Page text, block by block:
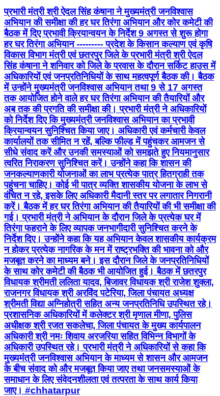
प्रभारी मंत्री श्री ऐदल सिंह कंषाना ने मुख्यमंत्री जनविश्वास
अभियान की समीक्षा की हर घर तिरंगा अभियान और कोर कमेटी की
बैठक में दिए प्रभावी क्रियान्वयन के निर्देश 9 अगस्त से शुरू होगा
हर घर तिरंगा अभियान --------- प्रदेश के किसान कल्याण एवं कृषि
विकास विभाग मंत्री एवं छतरपुर जिले के प्रभारी मंत्री श्री ऐदल
सिंह कंषाना ने शनिवार को जिले के प्रवास के दौरान सर्किट हाउस में
अधिकारियों एवं जनप्रतिनिधियों के साथ महत्वपूर्ण बैठक की। बैठक
में उन्होंने मुख्यमंत्री जनविश्वास अभियान तथा 9 से 17 अगस्त
तक आयोजित होने वाले हर घर तिरंगा अभियान की तैयारियों और
अब तक की प्रगति की समीक्षा की। प्रभारी मंत्री ने अधिकारियों
को निर्देश दिए कि मुख्यमंत्री जनविश्वास अभियान का प्रभावी
क्रियान्वयन सुनिश्चित किया जाए। अधिकारी एवं कर्मचारी केवल
कार्यालयों तक सीमित न रहें, बल्कि फील्ड में पहुंचकर आमजन से
सीधे संवाद करें और उनकी समस्याओं को समझते हुए नियमानुसार
त्वरित निराकरण सुनिश्चित करें। उन्होंने कहा कि शासन की
जनकल्याणकारी योजनाओं का लाभ प्रत्येक पात्र हितग्राही तक
पहुंचना चाहिए। कोई भी पात्र व्यक्ति शासकीय योजना के लाभ से
वंचित न रहे, इसके लिए अधिकारी मैदानी स्तर पर लगातार निगरानी
करें। बैठक में हर घर तिरंगा अभियान की तैयारियों की भी समीक्षा की
गई। प्रभारी मंत्री ने अभियान के दौरान जिले के प्रत्येक घर में
तिरंगा फहराने के लिए व्यापक जनभागीदारी सुनिश्चित करने के
निर्देश दिए। उन्होंने कहा कि यह अभियान केवल शासकीय कार्यक्रम
न होकर प्रत्येक नागरिक के मन में राष्ट्रभक्ति की भावना को और
मजबूत करने का माध्यम बने। इस दौरान जिले के जनप्रतिनिधियों
के साथ कोर कमेटी की बैठक भी आयोजित हुई। बैठक में छतरपुर
विधायक श्रीमती ललिता यादव, बिजावर विधायक श्री राजेश शुक्ला,
राजनगर विधायक श्री अरविंद पटेरिया, जिला पंचायत अध्यक्ष
श्रीमती विद्या अग्निहोत्री सहित अन्य जनप्रतिनिधि उपस्थित रहे।
प्रशासनिक अधिकारियों में कलेक्टर श्री मृणाल मीणा, पुलिस
अधीक्षक श्री रजत सकलेचा, जिला पंचायत के मुख्य कार्यपालन
अधिकारी श्री नमः शिवाय अरजरिया सहित विभिन्न विभागों के
अधिकारी उपस्थित रहे। प्रभारी मंत्री ने अधिकारियों से कहा कि
मुख्यमंत्री जनविश्वास अभियान के माध्यम से शासन और आमजन
के बीच संवाद को और मजबूत किया जाए तथा जनसमस्याओं के
समाधान के लिए संवेदनशीलता एवं तत्परता के साथ कार्य किया
जाए। #chhatarpur